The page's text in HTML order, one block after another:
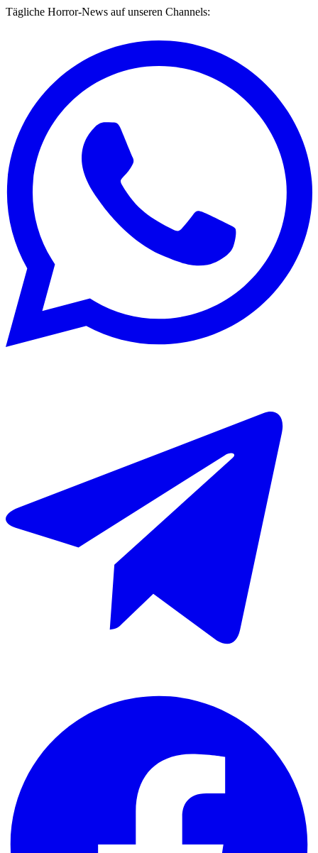
Tägliche Horror-News auf unseren Channels: